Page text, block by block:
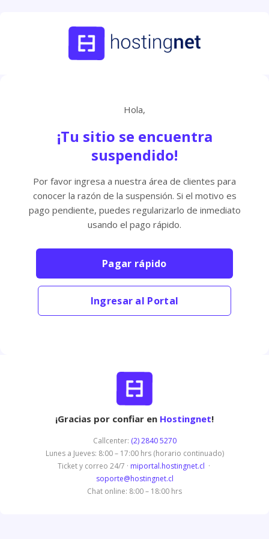
Hola,
¡Tu sitio se encuentra
suspendido!
Por favor ingresa a nuestra área de clientes para
conocer la razón de la suspensión. Si el motivo es
pago pendiente, puedes regularizarlo de inmediato
usando el pago rápido.
Pagar rápido
Ingresar al Portal
¡Gracias por confiar en Hostingnet!
Callcenter: (2) 2840 5270
Lunes a Jueves: 8:00 – 17:00 hrs (horario continuado)
Ticket y correo 24/7 · miportal.hostingnet.cl ·
soporte@hostingnet.cl
Chat online: 8:00 – 18:00 hrs